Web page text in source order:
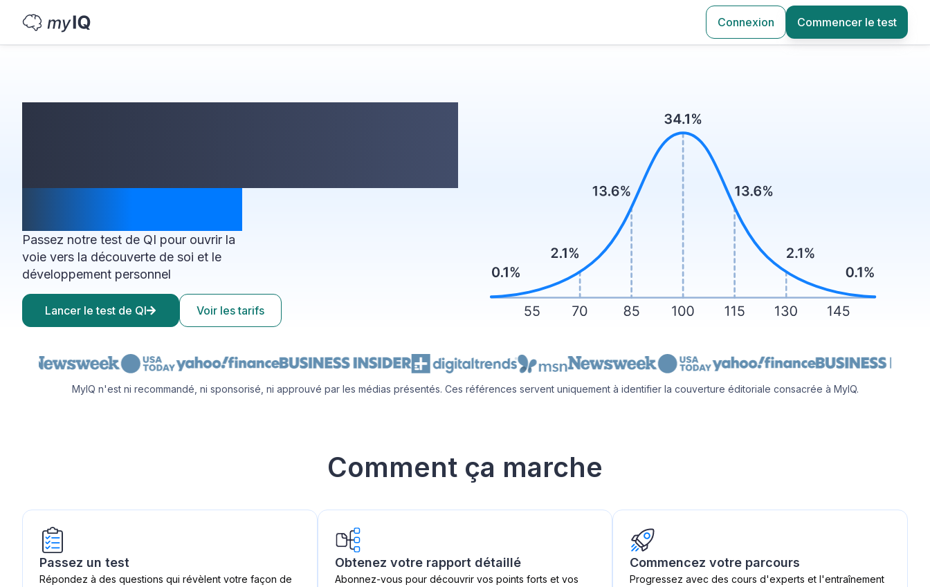
Connexion Commencer le test
Passez notre test de QI pour ouvrir la
voie vers la découverte de soi et le
développement personnel
Lancer le test de QI Voir les tarifs
MyIQ n'est ni recommandé, ni sponsorisé, ni approuvé par les médias présentés. Ces références servent uniquement à identifier la couverture éditoriale consacrée à MyIQ.
Comment ça marche
Passez un test
Répondez à des questions qui révèlent votre façon de
Obtenez votre rapport détaillé
Abonnez-vous pour découvrir vos points forts et vos
Commencez votre parcours
Progressez avec des cours d'experts et l'entraînement